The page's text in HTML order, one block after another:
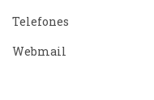
Telefones
Webmail